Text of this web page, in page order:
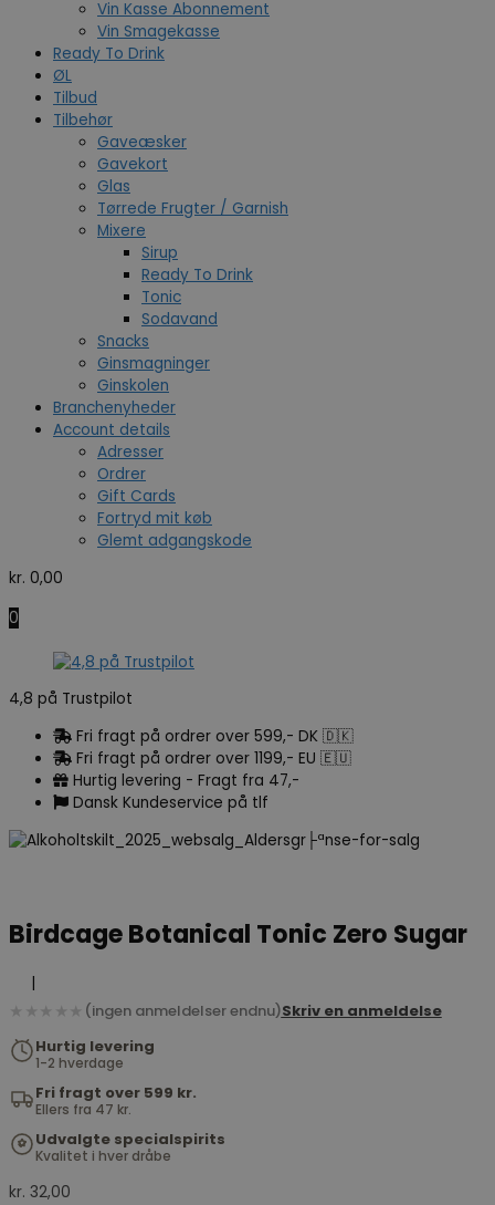
Vin Kasse Abonnement
Vin Smagekasse
Ready To Drink
ØL
Tilbud
Tilbehør
Gaveæsker
Gavekort
Glas
Tørrede Frugter / Garnish
Mixere
Sirup
Ready To Drink
Tonic
Sodavand
Snacks
Ginsmagninger
Ginskolen
Branchenyheder
Account details
Adresser
Ordrer
Gift Cards
Fortryd mit køb
Glemt adgangskode
kr. 0,00
0
4,8 på Trustpilot
Fri fragt på ordrer over 599,- DK 🇩🇰
Fri fragt på ordrer over 1199,- EU 🇪🇺
Hurtig levering - Fragt fra 47,-
Dansk Kundeservice på tlf
Birdcage Botanical Tonic Zero Sugar
★★★★★ (ingen anmeldelser endnu)Skriv en anmeldelse
Hurtig levering
1-2 hverdage
Fri fragt over 599 kr.
Ellers fra 47 kr.
Udvalgte specialspirits
Kvalitet i hver dråbe
kr. 32,00